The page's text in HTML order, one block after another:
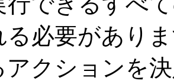
る必要があり
アクションを